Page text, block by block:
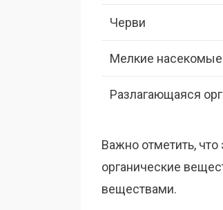
Черви
Мелкие насекомые
Разлагающаяся
Важно отметить,
органические
веществами.